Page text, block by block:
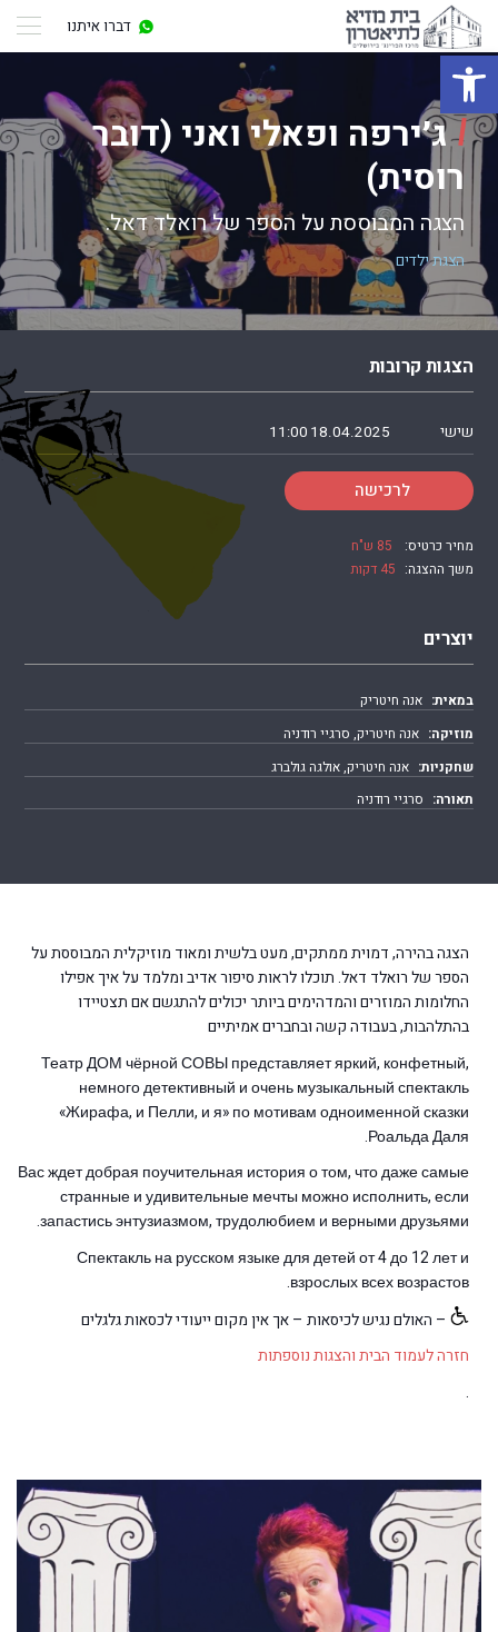
פתח סרגל נגישות
דברו איתנו
ג׳ירפה ופאלי ואני (דובר
רוסית)
הצגה המבוססת על הספר של רואלד דאל.
הצגת ילדים
הצגות קרובות
שישי 18.04.2025
11:00
לרכישה
מחיר כרטיס:
85 ש"ח
משך ההצגה: 45 דקות
יוצרים
במאית: אנה חיטריק
מוזיקה: אנה חיטריק, סרגיי רודניה
שחקניות: אנה חיטריק, אולגה גולברג
תאורה: סרגיי רודניה
הצגה בהירה, דמוית ממתקים, מעט בלשית ומאוד מוזיקלית המבוססת על
הספר של רואלד דאל. תוכלו לראות סיפור אדיב ומלמד על איך אפילו
החלומות המוזרים והמדהימים ביותר יכולים להתגשם אם תצטיידו
בהתלהבות, בעבודה קשה ובחברים אמיתיים
Театр ДОМ чёрной СОВЫ представляет яркий, конфетный,
немного детективный и очень музыкальный спектакль
«Жирафа, и Пелли, и я» по мотивам одноименной сказки
Роальда Даля.
Вас ждет добрая поучительная история о том, что даже самые
странные и удивительные мечты можно исполнить, если
запастись энтузиазмом, трудолюбием и верными друзьями.
Спектакль на русском языке для детей от 4 до 12 лет и
взрослых всех возрастов.
– האולם נגיש לכיסאות – אך אין מקום ייעודי לכסאות גלגלים
חזרה לעמוד הבית והצגות נוספתות
.